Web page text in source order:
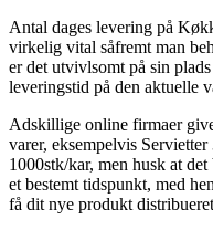
Antal dages levering på
virkelig vital såfremt man
er det utvivlsomt på sin
leveringstid på den aktuelle
Adskillige online firmaer
varer, eksempelvis
1000stk/kar, men husk at
et bestemt tidspunkt, med
få dit nye produkt